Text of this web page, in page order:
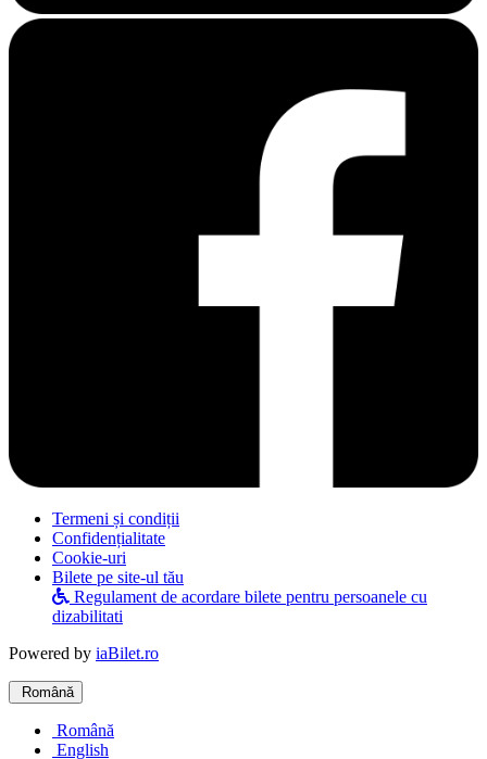
Termeni și condiții
Confidențialitate
Cookie-uri
Bilete pe site-ul tău
Regulament de acordare bilete pentru persoanele cu
dizabilitati
Powered by iaBilet.ro
Română
Română
English